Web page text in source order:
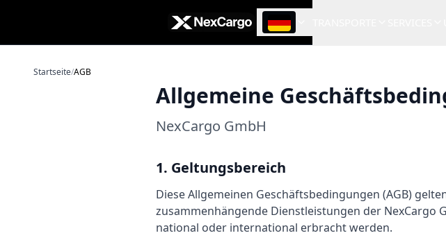
Startseite/AGB
Allgemeine
NexCargo GmbH
1. Geltungsbereich
Diese Allgemeinen Geschäftsbedingungen (AGB)
zusammenhängende Dienstleistungen der NexCargo
national oder international erbracht werden.